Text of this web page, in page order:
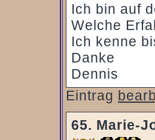
Ich bin auf
Welche
Ich kenne
Danke
Dennis
Eintrag
65. Marie-